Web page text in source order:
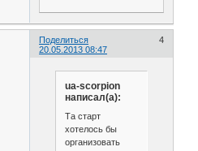
Поделиться
4
20.05.2013 08:47
ua-scorpion
написал(а):
Та старт
хотелось бы
организовать